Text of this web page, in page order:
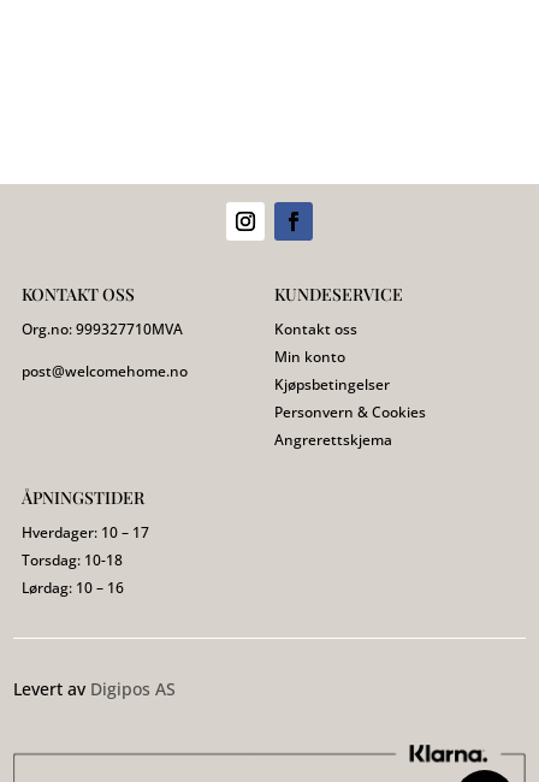
KONTAKT OSS
Org.no:999327710MVA
post@welcomehome.no
KUNDESERVICE
Kontakt oss
Min konto
Kjøpsbetingelser
Personvern & Cookies
Angrerettskjema
ÅPNINGSTIDER
Hverdager: 10 – 17
Torsdag: 10-18
Lørdag: 10 – 16
Levert av Digipos AS